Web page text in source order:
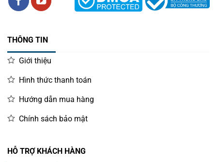
THÔNG TIN
Giới thiệu
Hình thức thanh toán
Hướng dẫn mua hàng
Chính sách bảo mật
HỖ TRỢ KHÁCH HÀNG